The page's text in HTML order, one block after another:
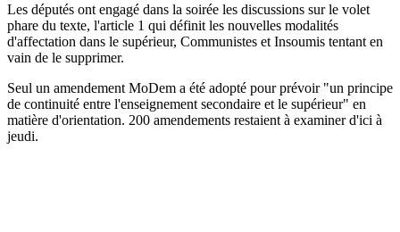
Les députés ont engagé dans la soirée les discussions sur le volet
phare du texte, l'article 1 qui définit les nouvelles modalités
d'affectation dans le supérieur, Communistes et Insoumis tentant en
vain de le supprimer.
Seul un amendement MoDem a été adopté pour prévoir "un principe
de continuité entre l'enseignement secondaire et le supérieur" en
matière d'orientation. 200 amendements restaient à examiner d'ici à
jeudi.